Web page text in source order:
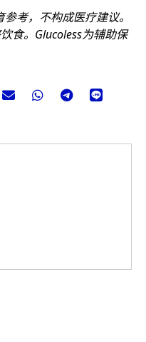
考，不构成医疗建议。
食。Glucoless为辅助保